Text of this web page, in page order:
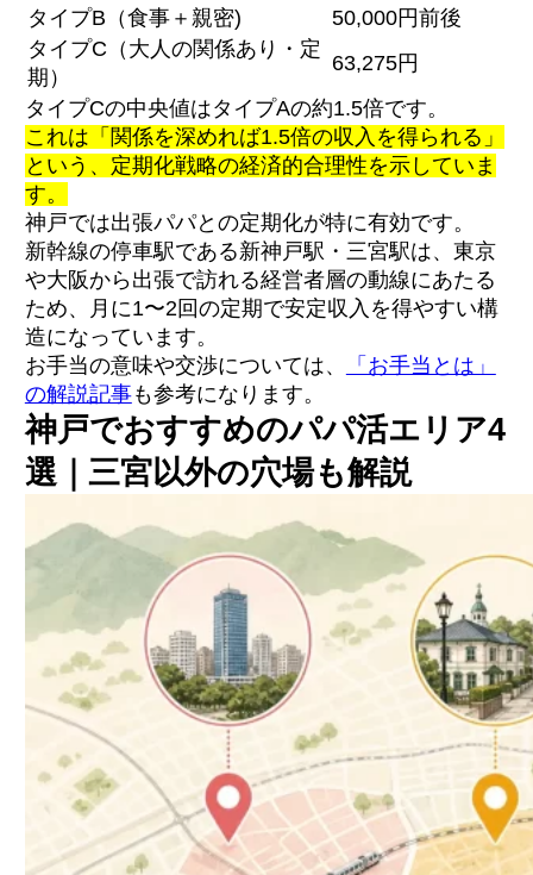
タイプB（食事＋親密)
50,000円前後
タイプC（大人の関係あり・定
期）
63,275円
タイプCの中央値はタイプAの約1.5倍です。
これは「関係を深めれば1.5倍の収入を得られる」
という、定期化戦略の経済的合理性を示していま
す。
神戸では出張パパとの定期化が特に有効です。
新幹線の停車駅である新神戸駅・三宮駅は、東京
や大阪から出張で訪れる経営者層の動線にあたる
ため、月に1〜2回の定期で安定収入を得やすい構
造になっています。
お手当の意味や交渉については、
「お手当とは」
の解説記事も参考になります。
神戸でおすすめのパパ活エリア4
選｜三宮以外の穴場も解説